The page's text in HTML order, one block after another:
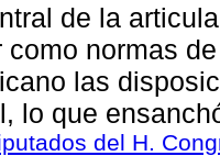
de la
como normas
las
lo que
del H.